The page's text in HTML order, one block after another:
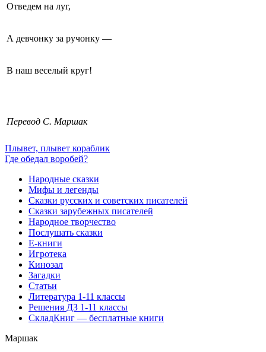
Отведем на луг,
А девчонку за ручонку —
В наш веселый круг!
Перевод С. Маршак
Плывет, плывет кораблик
Где обедал воробей?
Народные сказки
Мифы и легенды
Сказки русских и советских писателей
Сказки зарубежных писателей
Народное творчество
Послушать сказки
Е-книги
Игротека
Кинозал
Загадки
Статьи
Литература 1-11 классы
Решения ДЗ 1-11 классы
СкладКниг — бесплатные книги
Маршак